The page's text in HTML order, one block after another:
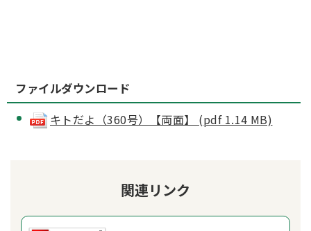
ファイルダウンロード
キトだよ（360号）【両面】 (pdf 1.14 MB)
関連リンク